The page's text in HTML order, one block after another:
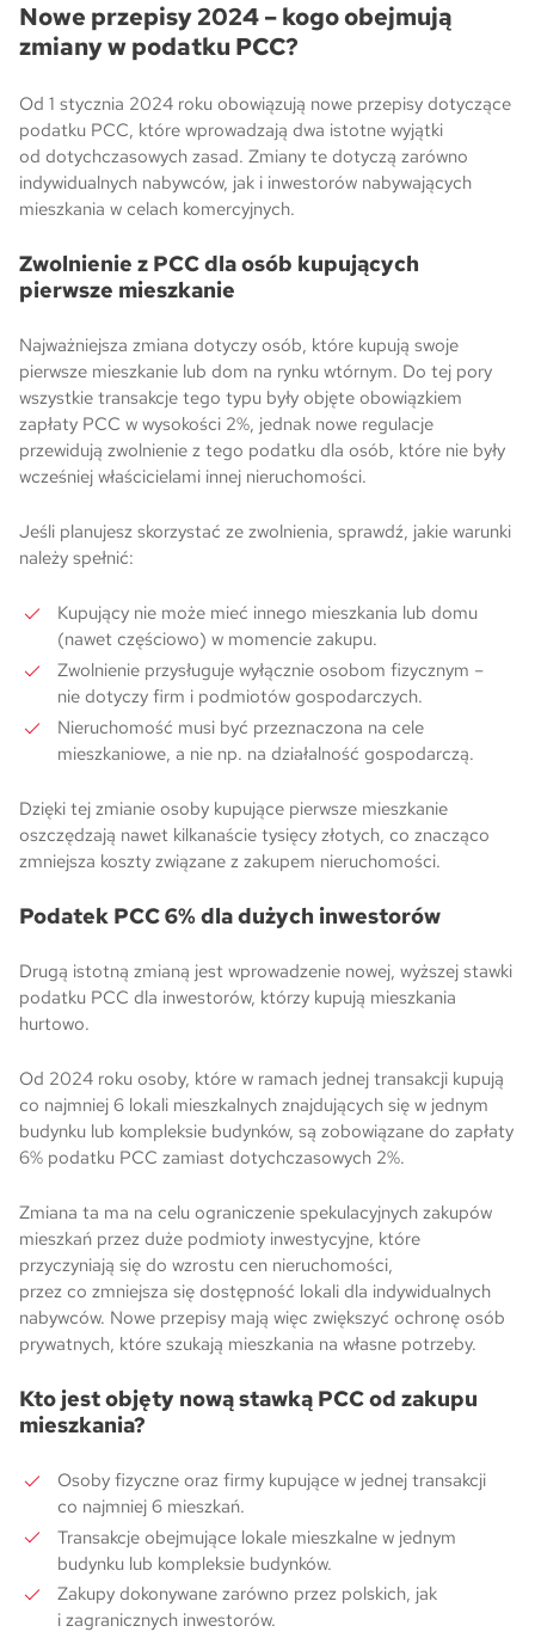
Nowe przepisy 2024 – kogo obejmują
zmiany w podatku PCC?
Od 1 stycznia 2024 roku obowiązują nowe przepisy dotyczące
podatku PCC, które wprowadzają dwa istotne wyjątki
od dotychczasowych zasad. Zmiany te dotyczą zarówno
indywidualnych nabywców, jak i inwestorów nabywających
mieszkania w celach komercyjnych.
Zwolnienie z PCC dla osób kupujących
pierwsze mieszkanie
Najważniejsza zmiana dotyczy osób, które kupują swoje
pierwsze mieszkanie lub dom na rynku wtórnym. Do tej pory
wszystkie transakcje tego typu były objęte obowiązkiem
zapłaty PCC w wysokości 2%, jednak nowe regulacje
przewidują zwolnienie z tego podatku dla osób, które nie były
wcześniej właścicielami innej nieruchomości.
Jeśli planujesz skorzystać ze zwolnienia, sprawdź, jakie warunki
należy spełnić:
Kupujący nie może mieć innego mieszkania lub domu
(nawet częściowo) w momencie zakupu.
Zwolnienie przysługuje wyłącznie osobom fizycznym –
nie dotyczy firm i podmiotów gospodarczych.
Nieruchomość musi być przeznaczona na cele
mieszkaniowe, a nie np. na działalność gospodarczą.
Dzięki tej zmianie osoby kupujące pierwsze mieszkanie
oszczędzają nawet kilkanaście tysięcy złotych, co znacząco
zmniejsza koszty związane z zakupem nieruchomości.
Podatek PCC 6% dla dużych inwestorów
Drugą istotną zmianą jest wprowadzenie nowej, wyższej stawki
podatku PCC dla inwestorów, którzy kupują mieszkania
hurtowo.
Od 2024 roku osoby, które w ramach jednej transakcji kupują
co najmniej 6 lokali mieszkalnych znajdujących się w jednym
budynku lub kompleksie budynków, są zobowiązane do zapłaty
6% podatku PCC zamiast dotychczasowych 2%.
Zmiana ta ma na celu ograniczenie spekulacyjnych zakupów
mieszkań przez duże podmioty inwestycyjne, które
przyczyniają się do wzrostu cen nieruchomości,
przez co zmniejsza się dostępność lokali dla indywidualnych
nabywców. Nowe przepisy mają więc zwiększyć ochronę osób
prywatnych, które szukają mieszkania na własne potrzeby.
Kto jest objęty nową stawką PCC od zakupu
mieszkania?
Osoby fizyczne oraz firmy kupujące w jednej transakcji
co najmniej 6 mieszkań.
Transakcje obejmujące lokale mieszkalne w jednym
budynku lub kompleksie budynków.
Zakupy dokonywane zarówno przez polskich, jak
i zagranicznych inwestorów.